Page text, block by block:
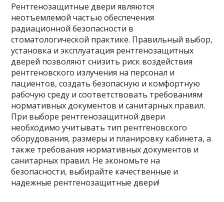
Рентгенозащитные двери являются
неотъемлемой частью обеспечения
радиационной безопасности в
стоматологической практике. Правильный выбор,
установка и эксплуатация рентгенозащитных
дверей позволяют снизить риск воздействия
рентгеновского излучения на персонал и
пациентов, создать безопасную и комфортную
рабочую среду и соответствовать требованиям
нормативных документов и санитарных правил.
При выборе рентгенозащитной двери
необходимо учитывать тип рентгеновского
оборудования, размеры и планировку кабинета, а
также требования нормативных документов и
санитарных правил. Не экономьте на
безопасности, выбирайте качественные и
надежные рентгенозащитные двери!